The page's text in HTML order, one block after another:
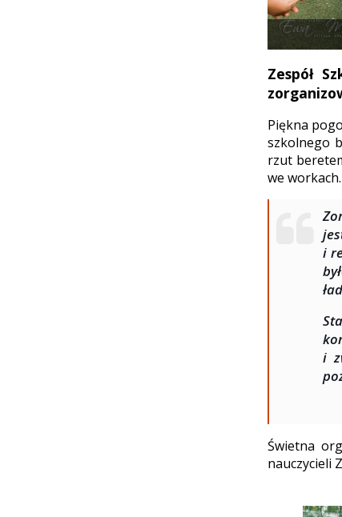
Zespół
Piękna
szkolnego
rzut
we workach.
i
i
Świetna
nauczycieli